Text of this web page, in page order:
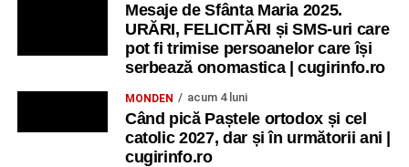
Mesaje de Sfânta Maria 2025.
URĂRI, FELICITĂRI și SMS-uri care
pot fi trimise persoanelor care își
serbează onomastica | cugirinfo.ro
MONDEN acum 4 luni
Când pică Paștele ortodox și cel
catolic 2027, dar și în următorii ani |
cugirinfo.ro